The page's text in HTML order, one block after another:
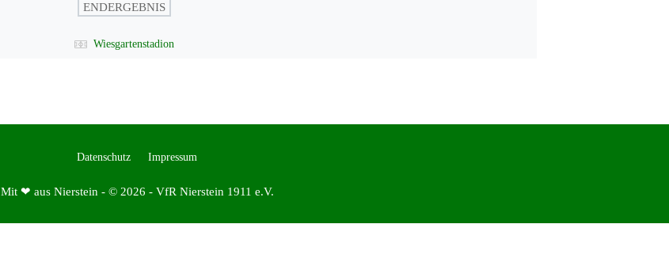
ENDERGEBNIS
Wiesgartenstadion
Datenschutz Impressum
Mit ❤ aus Nierstein - © 2026 - VfR Nierstein 1911 e.V.